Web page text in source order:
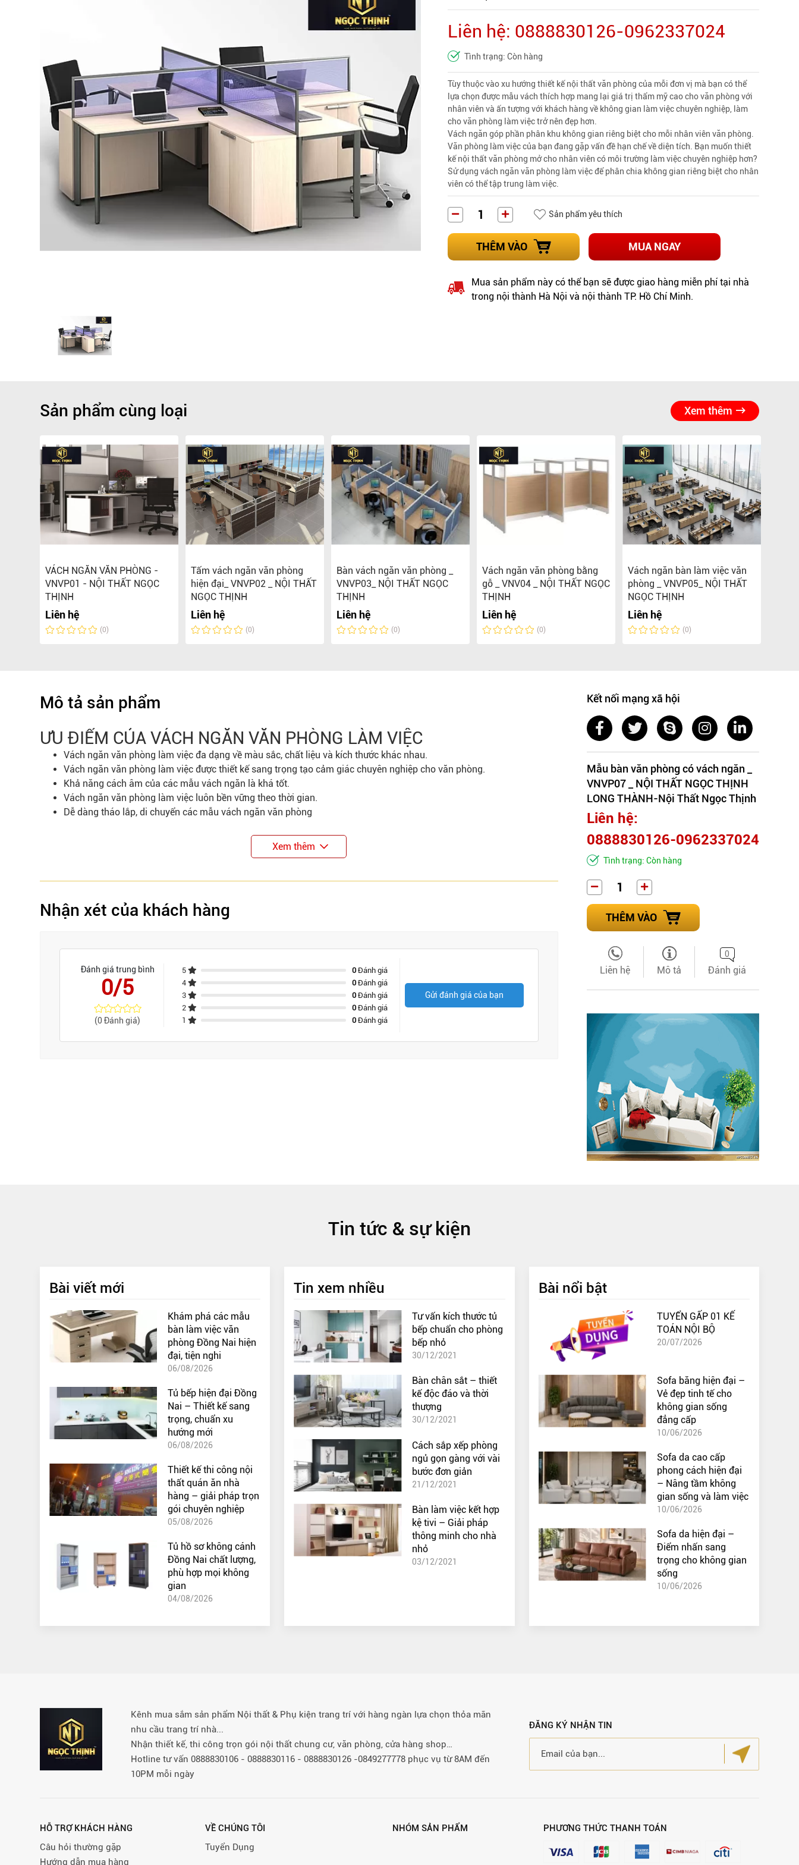
Phụ kiện tủ bếp dưới
Giá để bát đĩa đa năng
Giá để dao thớt
Kệ để chất tẩy rửa
Kệ gia vị
Kệ góc liên hoàn
Liên hệ: 0888830126-0962337024
Tình trạng: Còn hàng
Tùy thuộc vào xu hướng thiết kế nội thất văn phòng của mỗi đơn vị mà bạn có thể
lựa chọn được mẫu vách thích hợp mang lại giá trị thẩm mỹ cao cho văn phòng với
nhân viên và ấn tượng với khách hàng về không gian làm việc chuyên nghiệp, làm
cho văn phòng làm việc trở nên đẹp hơn.
Vách ngăn góp phần phân khu không gian riêng biệt cho mỗi nhân viên văn phòng.
Văn phòng làm việc của bạn đang gặp vấn đề hạn chế về diện tích. Bạn muốn thiết
kế nội thất văn phòng mở cho nhân viên có môi trường làm việc chuyên nghiệp hơn?
Sử dụng vách ngăn văn phòng làm việc để phân chia không gian riêng biệt cho nhân
viên có thể tập trung làm việc.
Sản phẩm yêu thích
THÊM VÀO MUA NGAY
Mua sản phẩm này có thể bạn sẽ được giao hàng miễn phí tại nhà
trong nội thành Hà Nội và nội thành TP. Hồ Chí Minh.
Sản phẩm cùng loại Xem thêm
VÁCH NGĂN VĂN PHÒNG -
VNVP01 - NỘI THẤT NGỌC
THỊNH
Liên hệ
(0)
Tấm vách ngăn văn phòng
hiện đại_ VNVP02 _ NỘI THẤT
NGỌC THỊNH
Liên hệ
(0)
Bàn vách ngăn văn phòng _
VNVP03_ NỘI THẤT NGỌC
THỊNH
Liên hệ
(0)
Vách ngăn văn phòng bằng
gỗ _ VNV04 _ NỘI THẤT NGỌC
THỊNH
Liên hệ
(0)
Vách ngăn bàn làm việc văn
phòng _ VNVP05_ NỘI THẤT
NGỌC THỊNH
Liên hệ
(0)
Mô tả sản phẩm
ƯU ĐIỂM CỦA VÁCH NGĂN VĂN PHÒNG LÀM VIỆC
Vách ngăn văn phòng làm việc đa dạng về màu sắc, chất liệu và kích thước khác nhau.
Vách ngăn văn phòng làm việc được thiết kế sang trọng tạo cảm giác chuyên nghiệp cho văn phòng.
Khả năng cách âm của các mẫu vách ngăn là khá tốt.
Vách ngăn văn phòng làm việc luôn bền vững theo thời gian.
Dễ dàng tháo lắp, di chuyển các mẫu vách ngăn văn phòng
Xem thêm
Nhận xét của khách hàng
Đánh giá trung bình
0/5
(0 Đánh giá)
5 0Đánh giá
4
0Đánh giá
3
0Đánh giá
2
0Đánh giá
1
0Đánh giá
Gửi đánh giá của bạn
Kết nối mạng xã hội
Mẫu bàn văn phòng có vách ngăn _
VNVP07 _ NỘI THẤT NGỌC THỊNH
LONG THÀNH-Nội Thất Ngọc Thịnh
Liên hệ:
0888830126-0962337024
Tình trạng: Còn hàng
THÊM VÀO
Liên hệ Mô tả
0
Đánh giá
Tin tức & sự kiện
Bài viết mới
Khám phá các mẫu
bàn làm việc văn
phòng Đồng Nai hiện
đại, tiện nghi
06/08/2026
Tủ bếp hiện đại Đồng
Nai – Thiết kế sang
trọng, chuẩn xu
hướng mới
06/08/2026
Thiết kế thi công nội
thất quán ăn nhà
hàng – giải pháp trọn
gói chuyên nghiệp
05/08/2026
Tủ hồ sơ không cánh
Đồng Nai chất lượng,
phù hợp mọi không
gian
04/08/2026
Tin xem nhiều
Tư vấn kích thước tủ
bếp chuẩn cho phòng
bếp nhỏ
30/12/2021
Bàn chân sắt – thiết
kế độc đáo và thời
thượng
30/12/2021
Cách sắp xếp phòng
ngủ gọn gàng với vài
bước đơn giản
21/12/2021
Bàn làm việc kết hợp
kệ tivi – Giải pháp
thông minh cho nhà
nhỏ
03/12/2021
Bài nổi bật
TUYỂN GẤP 01 KẾ
TOÁN NỘI BỘ
20/07/2026
Sofa băng hiện đại –
Vẻ đẹp tinh tế cho
không gian sống
đẳng cấp
10/06/2026
Sofa da cao cấp
phong cách hiện đại
– Nâng tầm không
gian sống và làm việc
10/06/2026
Sofa da hiện đại –
Điểm nhấn sang
trọng cho không gian
sống
10/06/2026
Kênh mua sắm sản phẩm Nội thất & Phụ kiện trang trí với hàng ngàn lựa chọn thỏa mãn
nhu cầu trang trí nhà...
Nhận thiết kế, thi công trọn gói nội thất chung cư, văn phòng, cửa hàng shop…
Hotline tư vấn 0888830106 - 0888830116 - 0888830126 -0849277778 phục vụ từ 8AM đến
10PM mỗi ngày
ĐĂNG KÝ NHẬN TIN
HỖ TRỢ KHÁCH HÀNG
Câu hỏi thường gặp
Hướng dẫn mua hàng
VỀ CHÚNG TÔI
Tuyển Dụng
NHÓM SẢN PHẨM PHƯƠNG THỨC THANH TOÁN